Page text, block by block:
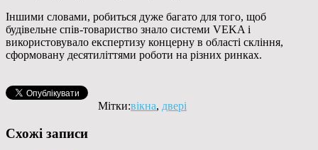
Іншими словами, робиться дуже багато для того, щоб
будівельне спів-товариство знало системи VEKA і
використовувало експертизу концерну в області скління,
сформовану десятиліттями роботи на різних ринках.
Мітки:вікна, двері
Схожі записи